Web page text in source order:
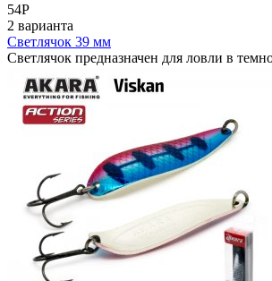
54Р
2 варианта
Светлячок 39 мм
Светлячок предназначен для ловли в